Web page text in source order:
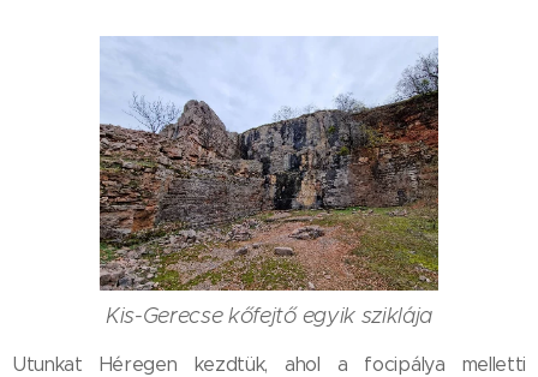
Kis-Gerecse kőfejtő egyik sziklája
Utunkat Héregen kezdtük, ahol a focipálya melletti